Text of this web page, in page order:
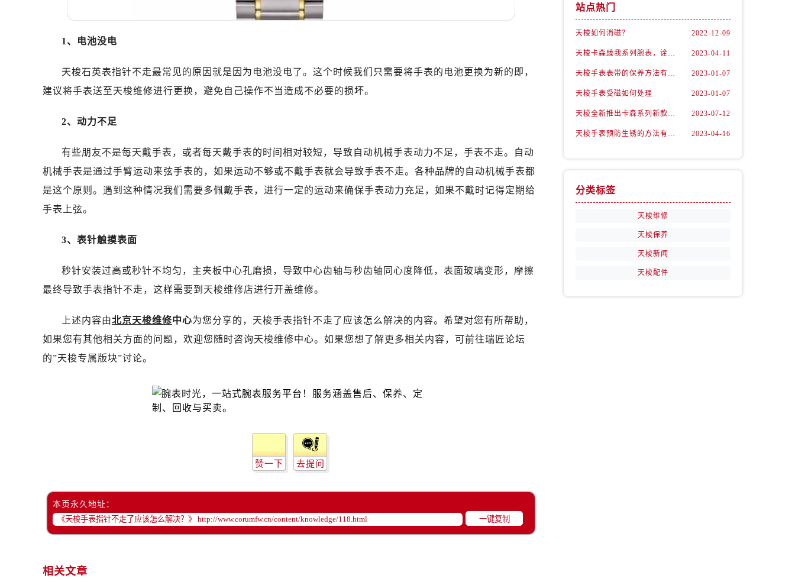
哈尔滨市道里区友谊西路600号富力中心T2座写字楼29层03室（需提前预约）
佛山市禅城区季华五路57号万科金融中心C座12层1205室（需提前预约）
无锡市梁溪区人民中路139号恒隆广场写字楼1座11层1104室（需提前预约）
南通市崇川区工农路57号圆融广场写字楼16层1603室（需提前预约）
武汉市江汉区解放大道686号世界贸易大厦38层09室（需提前预约）
合肥市蜀山区潜山路111号万象城华润大厦B座12楼03室（需提前预约）
泉州市丰泽区宝洲路729号浦西万达中心写字楼A座7楼709室（需提前预约）
青岛市南区山东路6号华润大厦B座22层04室（需提前预约）
贵阳市南明区都司高架桥路33号亨特国际金融中心14楼14D（需提前预约）
石家庄市长安区中山东路39号勒泰中心写字楼B座13层07室（需提前预约）
西安市碑林区南关正街88号华侨城长安国际中心E座6楼10室（需提前预约）
唐山市路南区新华东道100号万达广场写字楼A座10层1002室（需提前预约）
台州市椒江区东海大道1800号腾达中心东1幢20楼2002室（需提前预约）
内蒙古自治区呼和浩特市玉泉区大学西街70号华润万象城写字楼（鄂尔多斯大厦）23层2326室（需提前预约）
重庆市解放碑渝中区民权路28号英利国际金融中心写字楼20层01室（需提前预约）
黑龙江省大庆市萨尔图区会战大街售后服务中心（需提前预约）
黑龙江省黑河市爱辉区中央街售后服务中心（需提前预约）
黑龙江省鸡西市鸡冠区红军路售后服务中心（需提前预约）
黑龙江省佳木斯市向阳区长安路售后服务中心（需提前预约）
黑龙江省齐齐哈尔市龙沙区龙华路售后服务中心（需提前预约）
黑龙江省双鸭山市尖山区新兴大街售后服务中心（需提前预约）
1、电池没电
天梭石英表指针不走最常见的原因就是因为电池没电了。这个时候我们只需要将手表的电池更换为新的即，
建议将手表送至天梭维修进行更换，避免自己操作不当造成不必要的损坏。
2、动力不足
有些朋友不是每天戴手表，或者每天戴手表的时间相对较短，导致自动机械手表动力不足，手表不走。自动
机械手表是通过手臂运动来弦手表的，如果运动不够或不戴手表就会导致手表不走。各种品牌的自动机械手表都
是这个原则。遇到这种情况我们需要多佩戴手表，进行一定的运动来确保手表动力充足，如果不戴时记得定期给
手表上弦。
3、表针触摸表面
秒针安装过高或秒针不均匀，主夹板中心孔磨损，导致中心齿轴与秒齿轴同心度降低，表面玻璃变形，摩擦
最终导致手表指针不走，这样需要到天梭维修店进行开盖维修。
上述内容由北京天梭维修中心为您分享的，天梭手表指针不走了应该怎么解决的内容。希望对您有所帮助，
如果您有其他相关方面的问题，欢迎您随时咨询天梭维修中心。如果您想了解更多相关内容，可前往瑞匠论坛
的”天梭专属版块”讨论。
赞一下 去提问
本页永久地址：
一键复制
相关文章
站点热门
天梭如何消磁？ 2022-12-09
天梭卡森臻我系列腕表，诠释着新青年的生活态度 2023-04-11
天梭手表表带的保养方法有哪些？ 2023-01-07
天梭手表受磁如何处理 2023-01-07
天梭全新推出卡森系列新款腕表 2023-07-12
天梭手表预防生锈的方法有什么？（预防方法） 2023-04-16
分类标签
天梭维修
天梭保养
天梭新闻
天梭配件